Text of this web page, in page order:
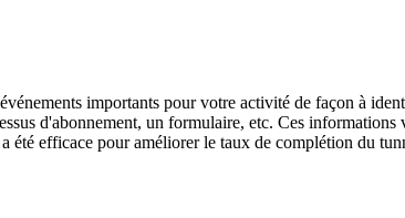
importants pour votre activité de façon à
d'abonnement, un formulaire, etc. Ces informations
été efficace pour améliorer le taux de complétion du